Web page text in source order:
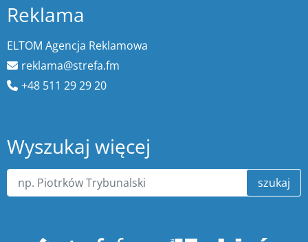
Reklama
ELTOM Agencja Reklamowa
reklama@strefa.fm
+48 511 29 29 20
Wyszukaj więcej
szukaj